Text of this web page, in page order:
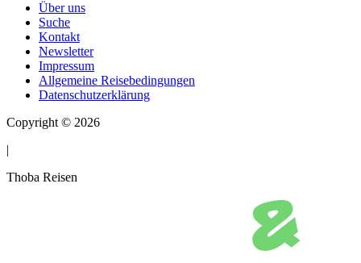
Über uns
Suche
Kontakt
Newsletter
Impressum
Allgemeine Reisebedingungen
Datenschutzerklärung
Copyright © 2026
|
Thoba Reisen